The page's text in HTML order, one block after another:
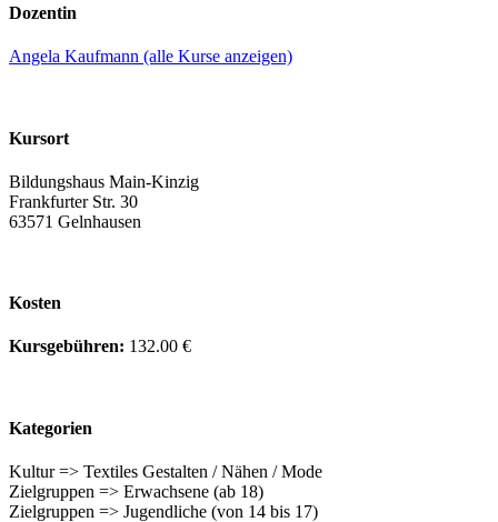
Dozentin
Angela Kaufmann (alle Kurse anzeigen)
Kursort
Bildungshaus Main-Kinzig
Frankfurter Str. 30
63571 Gelnhausen
Kosten
Kursgebühren: 132.00 €
Kategorien
Kultur => Textiles Gestalten / Nähen / Mode
Zielgruppen => Erwachsene (ab 18)
Zielgruppen => Jugendliche (von 14 bis 17)